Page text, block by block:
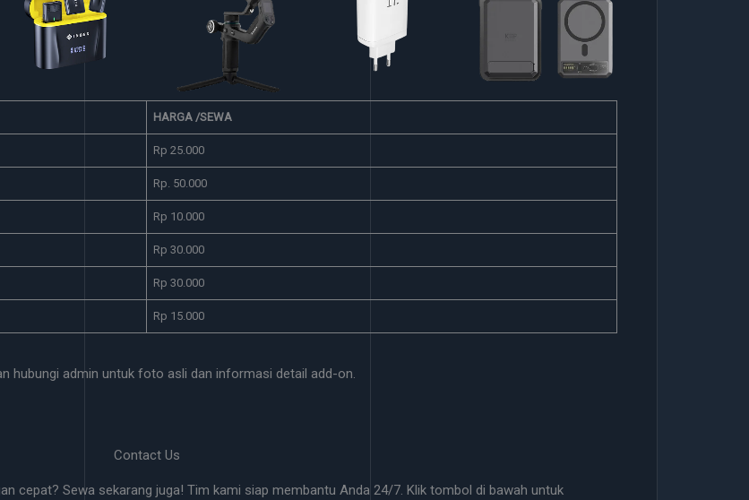
Gimbal Kepala Charger IT 30W Powerbank
HARGA /SEWA
Rp 25.000
Rp. 50.000
Rp 10.000
Rp 30.000
Rp 30.000
Rp 15.000
hubungi admin untuk foto asli dan informasi detail add-on.
Contact Us
cepat? Sewa sekarang juga! Tim kami siap membantu Anda 24/7. Klik tombol di bawah untuk